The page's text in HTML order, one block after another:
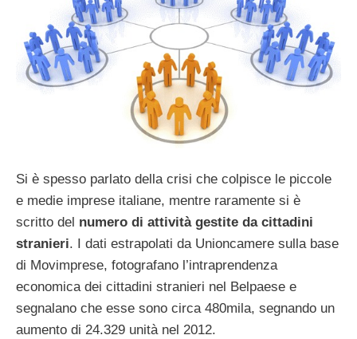
Si è spesso parlato della crisi che colpisce le piccole
e medie imprese italiane, mentre raramente si è
scritto del numero di attività gestite da cittadini
stranieri. I dati estrapolati da Unioncamere sulla base
di Movimprese, fotografano l’intraprendenza
economica dei cittadini stranieri nel Belpaese e
segnalano che esse sono circa 480mila, segnando un
aumento di 24.329 unità nel 2012.